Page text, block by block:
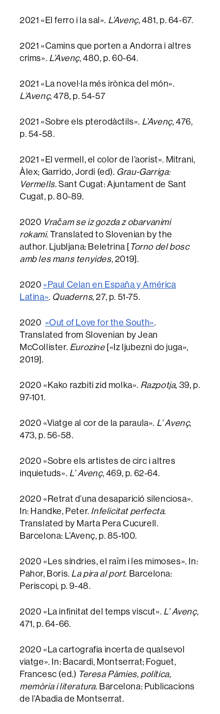
2021 «El ferro i la sal». L’Avenç, 481, p. 64-67.
2021 «Camins que porten a Andorra i altres
crims». L’Avenç, 480, p. 60-64.
2021 «La novel·la més irònica del món».
L’Avenç, 478, p. 54-57
2021 «Sobre els pterodàctils». L’Avenç, 476,
p. 54-58.
2021 «El vermell, el color de l’aorist». Mitrani,
Àlex; Garrido, Jordi (ed). Grau-Garriga:
Vermells. Sant Cugat: Ajuntament de Sant
Cugat, p. 80-89.
2020 Vračam se iz gozda z obarvanimi
rokami. Translated to Slovenian by the
author. Ljubljana: Beletrina [ Torno del bosc
amb les mans tenyides, 2019].
2020 «Paul Celan en España y América
Latina». Quaderns, 27, p. 51-75.
2020 «Out of Love for the South».
Translated from Slovenian by Jean
McCollister. Eurozine[«Iz ljubezni do juga»,
2019].
2020 «Kako razbiti zid molka». Razpotja, 39, p.
97-101.
2020 «Viatge al cor de la paraula». L’ Avenç,
473, p. 56-58.
2020 «Sobre els artistes de circ i altres
inquietuds». L’ Avenç, 469, p. 62-64.
2020 «Retrat d’una desaparició silenciosa».
In: Handke, Peter. Infelicitat perfecta.
Translated by Marta Pera Cucurell.
Barcelona: L’Avenç, p. 85-100.
2020 «Les síndries, el raïm i les mimoses». In:
Pahor, Boris. La pira al port. Barcelona:
Periscopi, p. 9-48.
2020 «La infinitat del temps viscut». L’ Avenç,
471, p. 64-66.
2020 «La cartografia incerta de qualsevol
viatge». In: Bacardi, Montserrat; Foguet,
Francesc (ed.) Teresa Pàmies, política,
memòria i literatura. Barcelona: Publicacions
de l’Abadia de Montserrat.